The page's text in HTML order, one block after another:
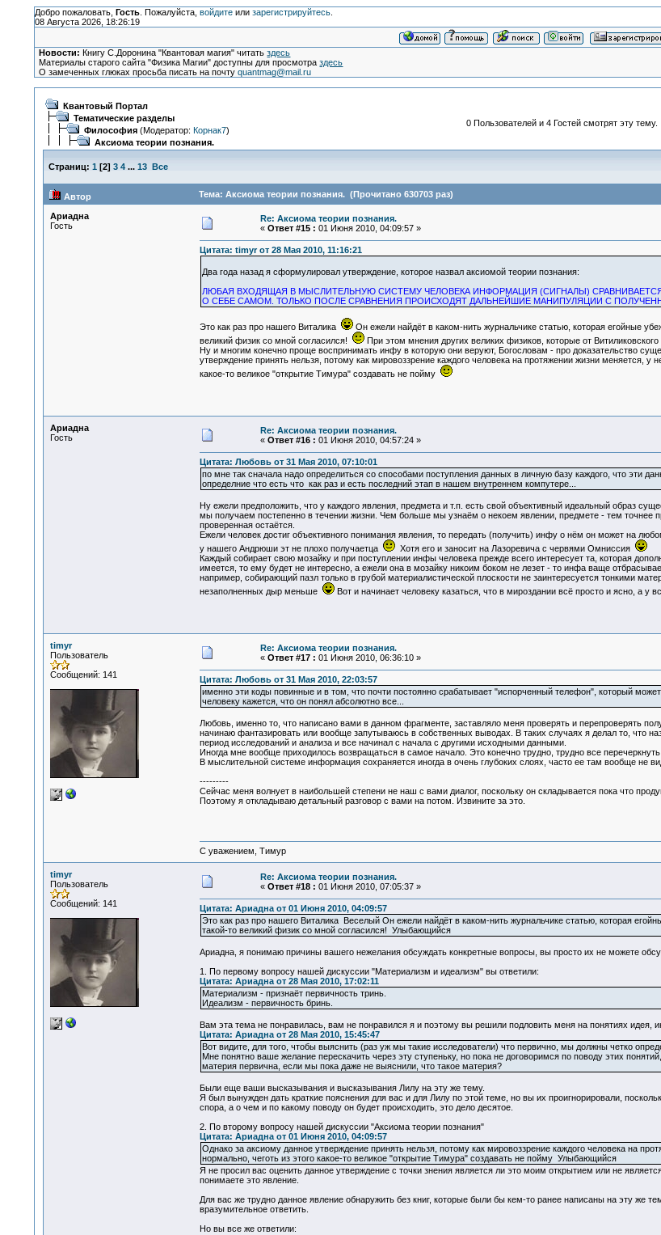
Добро пожаловать, Гость. Пожалуйста, войдитеили зарегистрируйтесь.
08 Августа 2026, 18:26:19
Новости: Книгу С.Доронина "Квантовая магия" читатьздесь
Материалы старого сайта "Физика Магии" доступны для просмотраздесь
О замеченных глюках просьба писать на почтуquantmag@mail.ru
Квантовый Портал
Тематические разделы
Философия(Модератор: Корнак7)
Аксиома теории познания.
0 Пользователей и 4 Гостей смотрят эту тему.
Страниц: 1 [2] 3 4 ... 13 Все
Автор Тема: Аксиома теории познания. (Прочитано 630703 раз)
Ариадна
Гость
Re: Аксиома теории познания.
« Ответ #15 : 01 Июня 2010, 04:09:57 »
Цитата: timyr от 28 Мая 2010, 11:16:21
Два года назад я сформулировал утверждение, которое назвал аксиомой теории познания:
ЛЮБАЯ ВХОДЯЩАЯ В МЫСЛИТЕЛЬНУЮ СИСТЕМУ ЧЕЛОВЕКА ИНФОРМАЦИЯ (СИГНАЛЫ)
О СЕБЕ САМОМ. ТОЛЬКО ПОСЛЕ СРАВНЕНИЯ ПРОИСХОДЯТ ДАЛЬНЕЙШИЕ МАНИПУЛЯЦИИ С
Это как раз про нашего Виталика
Он ежели найдёт в каком-нить журнальчике статью, которая егойные
великий физик со мной согласился!
При этом мнения других великих физиков, которые от
Ну и многим конечно проще воспринимать инфу в которую они веруют, Богословам - про доказательство
утверждение принять нельзя, потому как мировоззрение каждого человека на протяжении жизни меняется,
какое-то великое "открытие Тимура" создавать не пойму
Ариадна
Гость
Re: Аксиома теории познания.
« Ответ #16 : 01 Июня 2010, 04:57:24 »
Цитата: Любовь от 31 Мая 2010, 07:10:01
по мне так сначала надо определиться со способами поступления данных в личную базу каждого, что эти
определние что есть что как раз и есть последний этап в нашем внутреннем компутере...
Ну ежели предположить, что у каждого явления, предмета и т.п. есть свой объективный идеальный образ
мы получаем постепенно в течении жизни. Чем больше мы узнаём о некоем явлении, предмете - тем точнее
проверенная остаётся.
Ежели человек достиг объективного понимания явления, то передать (получить) инфу о нём он может на
у нашего Андрюши эт не плохо получаетца
Хотя его и заносит на Лазоревича с червями Омниссия
Каждый собирает свою мозайку и при поступлении инфы человека прежде всего интересует та, которая
имеется, то ему будет не интересно, а ежели она в мозайку никоим боком не лезет - то инфа ваще
например, собирающий пазл только в грубой материалистической плоскости не заинтересуется тонкими
незаполненных дыр меньше
Вот и начинает человеку казаться, что в мироздании всё просто и ясно, а у
timyr
Пользователь
Сообщений: 141
Re: Аксиома теории познания.
« Ответ #17 : 01 Июня 2010, 06:36:10 »
Цитата: Любовь от 31 Мая 2010, 22:03:57
именно эти коды повинные и в том, что почти постоянно срабатывает "испорченный телефон", который
человеку кажется, что он понял абсолютно все...
Любовь, именно то, что написано вами в данном фрагменте, заставляло меня проверять и
начинаю фантазировать или вообще запутываюсь в собственных выводах. В таких случаях я делал то, что
период исследований и анализа и все начинал с начала с другими исходными данными.
Иногда мне вообще приходилось возвращаться в самое начало. Это конечно трудно, трудно все
В мыслительной системе информация сохраняется иногда в очень глубоких слоях, часто ее там вообще не
---------
Сейчас меня волнует в наибольшей степени не наш с вами диалог, поскольку он складывается пока что
Поэтому я откладываю детальный разговор с вами на потом. Извините за это.
С уважением, Тимур
timyr
Пользователь
Сообщений: 141
Re: Аксиома теории познания.
« Ответ #18 : 01 Июня 2010, 07:05:37 »
Цитата: Ариадна от 01 Июня 2010, 04:09:57
Это как раз про нашего Виталика Веселый Он ежели найдёт в каком-нить журнальчике статью, которая
такой-то великий физик со мной согласился! Улыбающийся
Ариадна, я понимаю причины вашего нежелания обсуждать конкретные вопросы, вы просто их не можете
1. По первому вопросу нашей дискуссии "Материализм и идеализм" вы ответили:
Цитата: Ариадна от 28 Мая 2010, 17:02:11
Материализм - признаёт первичность тринь.
Идеализм - первичность бринь.
Вам эта тема не понравилась, вам не понравился я и поэтому вы решили подловить меня на понятиях идея,
Цитата: Ариадна от 28 Мая 2010, 15:45:47
Вот видите, для того, чтобы выяснить (раз уж мы такие исследователи) что первично, мы должны четко
Мне понятно ваше желание перескачить через эту ступеньку, но пока не договоримся по поводу этих
материя первична, если мы пока даже не выяснили, что такое материя?
Были еще ваши высказывания и высказывания Лилу на эту же тему.
Я был вынужден дать краткие пояснения для вас и для Лилу по этой теме, но вы их проигнорировали,
спора, а о чем и по какому поводу он будет происходить, это дело десятое.
2. По второму вопросу нашей дискуссии "Аксиома теории познания"
Цитата: Ариадна от 01 Июня 2010, 04:09:57
Однако за аксиому данное утверждение принять нельзя, потому как мировоззрение каждого человека на
нормально, чеготь из этого какое-то великое "открытие Тимура" создавать не пойму Улыбающийся
Я не просил вас оценить данное утверждение с точки знения является ли это моим открытием или не
понимаете это явление.
Для вас же трудно данное явление обнаружить без книг, которые были бы кем-то ранее написаны на эту же
вразумительное ответить.
Но вы все же ответили: